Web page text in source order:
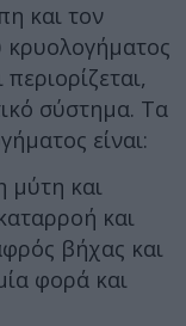
και τον
κρυολογήματος
σύστημα. Τα
είναι:
και
και
βήχας και
φορά και